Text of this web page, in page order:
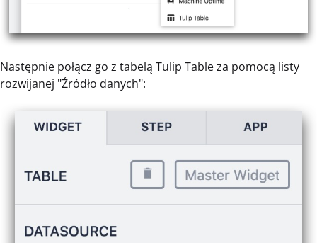
Następnie połącz go z tabelą Tulip Table za pomocą listy
rozwijanej "Źródło danych":